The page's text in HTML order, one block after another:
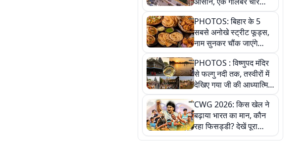
फ्लाईओवर को जोड़ेगा
PHOTOS: बिहार के 5
सबसे अनोखे स्ट्रीट फूड्स,
नाम सुनकर चौंक जाएंगे
लेकिन स्वाद ऐसा कि बार-बार
खाने का करेगा मन
PHOTOS : विष्णुपद मंदिर
से फल्गु नदी तक, तस्वीरों में
देखिए गया जी की आध्यात्मिक
पहचान
CWG 2026: किस खेल ने
बढ़ाया भारत का मान, कौन
रहा फिसड्डी? देखें पूरा
रिपोर्ट कार्ड